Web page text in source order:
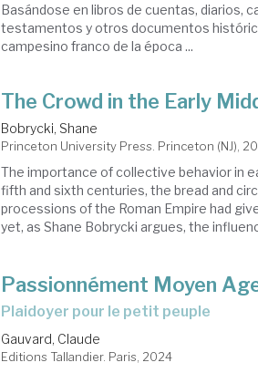
Basándose en libros de cuentas, diarios,
testamentos y otros documentos
campesino franco de la época ...
The Crowd in the Early
Bobrycki, Shane
Princeton University Press. Princeton (NJ),
The importance of collective behavior in
fifth and sixth centuries, the bread and
processions of the Roman Empire had
yet, as Shane Bobrycki argues, the
Passionnément Moyen
Plaidoyer pour le petit peuple
Gauvard, Claude
Editions Tallandier. Paris, 2024